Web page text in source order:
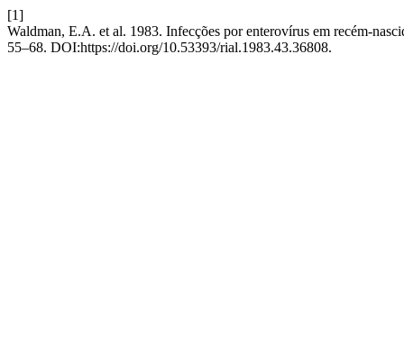
[1]
Waldman, E.A. et al. 1983. Infecções por enterovírus em recém-
55–68. DOI:https://doi.org/10.53393/rial.1983.43.36808.